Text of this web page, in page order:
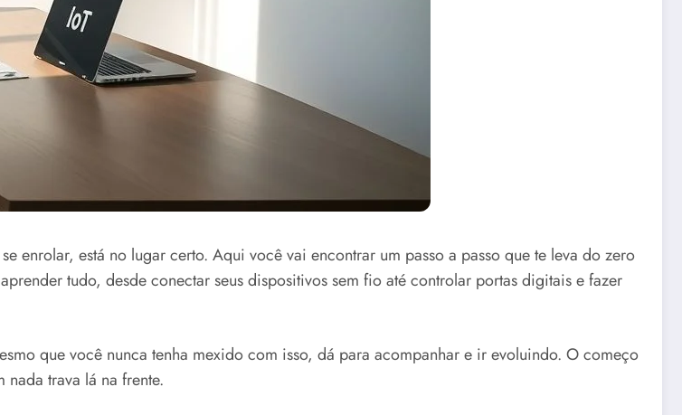
enrolar, está no lugar certo. Aqui você vai encontrar um passo a passo que te leva do zero
tudo, desde conectar seus dispositivos sem fio até controlar portas digitais e fazer
que você nunca tenha mexido com isso, dá para acompanhar e ir evoluindo. O começo
trava lá na frente.